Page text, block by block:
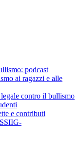
podcast
ai ragazzi e alle
contro il bullismo
e contributi